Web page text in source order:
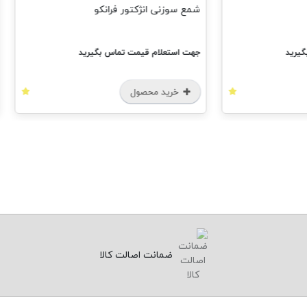
شمع سوزنی انژکتور فرانکو
جهت استعلام قیمت تماس بگیرید
خرید محصول
ضمانت اصالت کالا